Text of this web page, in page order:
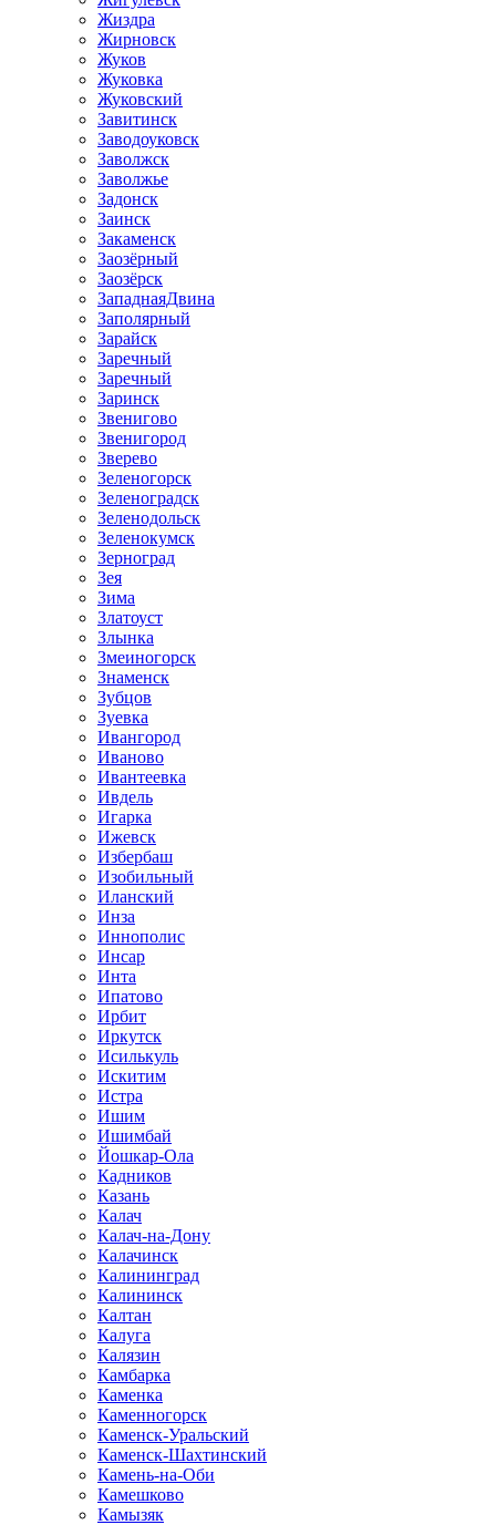
Жиздра
Жирновск
Жуков
Жуковка
Жуковский
Завитинск
Заводоуковск
Заволжск
Заволжье
Задонск
Заинск
Закаменск
Заозёрный
Заозёрск
ЗападнаяДвина
Заполярный
Зарайск
Заречный
Заречный
Заринск
Звенигово
Звенигород
Зверево
Зеленогорск
Зеленоградск
Зеленодольск
Зеленокумск
Зерноград
Зея
Зима
Златоуст
Злынка
Змеиногорск
Знаменск
Зубцов
Зуевка
Ивангород
Иваново
Ивантеевка
Ивдель
Игарка
Ижевск
Избербаш
Изобильный
Иланский
Инза
Иннополис
Инсар
Инта
Ипатово
Ирбит
Иркутск
Исилькуль
Искитим
Истра
Ишим
Ишимбай
Йошкар-Ола
Кадников
Казань
Калач
Калач-на-Дону
Калачинск
Калининград
Калининск
Калтан
Калуга
Калязин
Камбарка
Каменка
Каменногорск
Каменск-Уральский
Каменск-Шахтинский
Камень-на-Оби
Камешково
Камызяк